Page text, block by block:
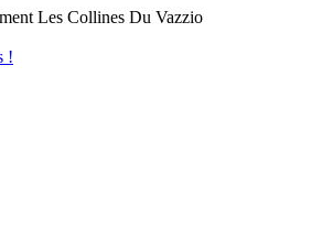
Les Collines Du Vazzio
!